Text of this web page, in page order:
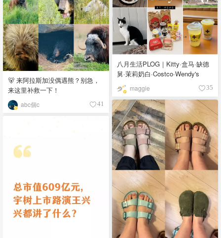
八月生活PLOG｜Kitty·盒马·缺德
舅·茉莉奶白·Costco·Wendy's
maggie 35
🐻 来阿拉斯加没偶遇熊？别急，
来这里补救一下！
abc個c 41